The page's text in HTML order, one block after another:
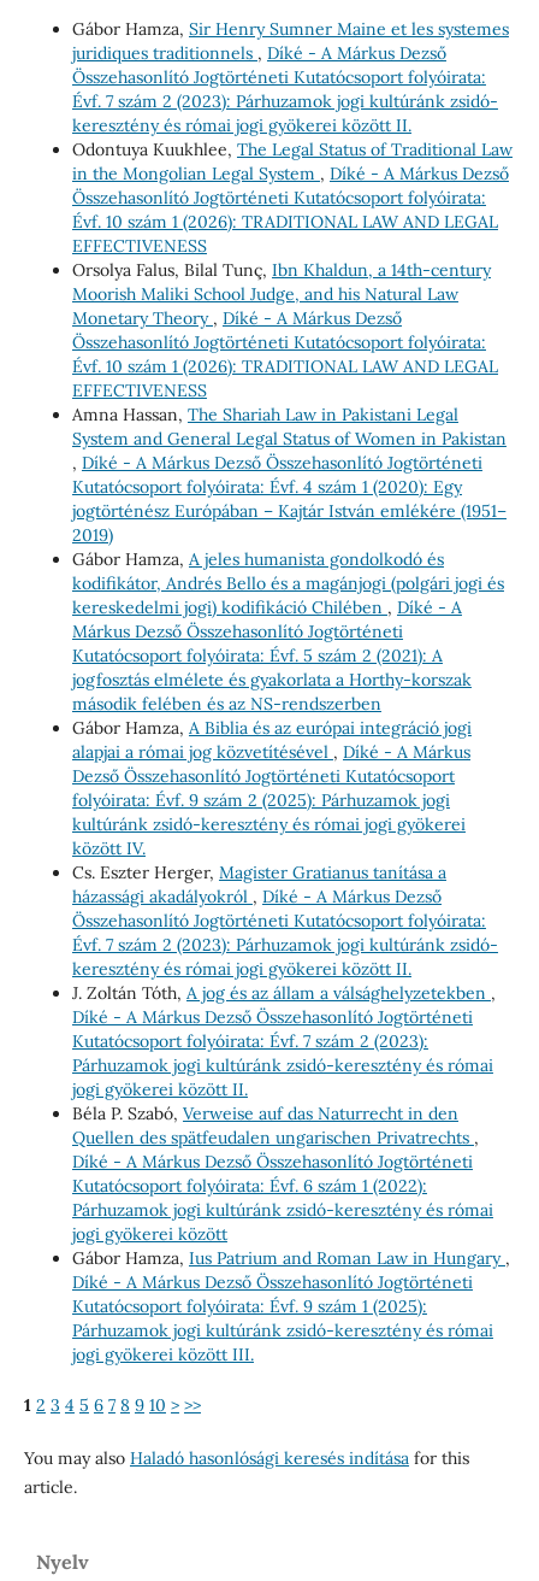
Gábor Hamza, Sir Henry Sumner Maine et les systemes
juridiques traditionnels , Díké - A Márkus Dezső
Összehasonlító Jogtörténeti Kutatócsoport folyóirata:
Évf. 7 szám 2 (2023): Párhuzamok jogi kultúránk zsidó-
keresztény és római jogi gyökerei között II.
Odontuya Kuukhlee, The Legal Status of Traditional Law
in the Mongolian Legal System , Díké - A Márkus Dezső
Összehasonlító Jogtörténeti Kutatócsoport folyóirata:
Évf. 10 szám 1 (2026): TRADITIONAL LAW AND LEGAL
EFFECTIVENESS
Orsolya Falus, Bilal Tunç, Ibn Khaldun, a 14th-century
Moorish Maliki School Judge, and his Natural Law
Monetary Theory , Díké - A Márkus Dezső
Összehasonlító Jogtörténeti Kutatócsoport folyóirata:
Évf. 10 szám 1 (2026): TRADITIONAL LAW AND LEGAL
EFFECTIVENESS
Amna Hassan, The Shariah Law in Pakistani Legal
System and General Legal Status of Women in Pakistan
, Díké - A Márkus Dezső Összehasonlító Jogtörténeti
Kutatócsoport folyóirata: Évf. 4 szám 1 (2020): Egy
jogtörténész Európában – Kajtár István emlékére (1951–
2019)
Gábor Hamza, A jeles humanista gondolkodó és
kodifikátor, Andrés Bello és a magánjogi (polgári jogi és
kereskedelmi jogi) kodifikáció Chilében , Díké - A
Márkus Dezső Összehasonlító Jogtörténeti
Kutatócsoport folyóirata: Évf. 5 szám 2 (2021): A
jogfosztás elmélete és gyakorlata a Horthy-korszak
második felében és az NS-rendszerben
Gábor Hamza, A Biblia és az európai integráció jogi
alapjai a római jog közvetítésével , Díké - A Márkus
Dezső Összehasonlító Jogtörténeti Kutatócsoport
folyóirata: Évf. 9 szám 2 (2025): Párhuzamok jogi
kultúránk zsidó-keresztény és római jogi gyökerei
között IV.
Cs. Eszter Herger, Magister Gratianus tanítása a
házassági akadályokról , Díké - A Márkus Dezső
Összehasonlító Jogtörténeti Kutatócsoport folyóirata:
Évf. 7 szám 2 (2023): Párhuzamok jogi kultúránk zsidó-
keresztény és római jogi gyökerei között II.
J. Zoltán Tóth, A jog és az állam a válsághelyzetekben ,
Díké - A Márkus Dezső Összehasonlító Jogtörténeti
Kutatócsoport folyóirata: Évf. 7 szám 2 (2023):
Párhuzamok jogi kultúránk zsidó-keresztény és római
jogi gyökerei között II.
Béla P. Szabó, Verweise auf das Naturrecht in den
Quellen des spätfeudalen ungarischen Privatrechts ,
Díké - A Márkus Dezső Összehasonlító Jogtörténeti
Kutatócsoport folyóirata: Évf. 6 szám 1 (2022):
Párhuzamok jogi kultúránk zsidó-keresztény és római
jogi gyökerei között
Gábor Hamza, Ius Patrium and Roman Law in Hungary ,
Díké - A Márkus Dezső Összehasonlító Jogtörténeti
Kutatócsoport folyóirata: Évf. 9 szám 1 (2025):
Párhuzamok jogi kultúránk zsidó-keresztény és római
jogi gyökerei között III.
1 2 3 4 5 6 7 8 9 10 > >>
You may also Haladó hasonlósági keresés indításafor this
article.
Nyelv